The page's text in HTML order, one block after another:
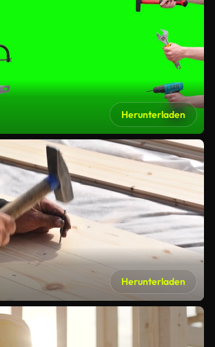
Herunterladen
Herunterladen